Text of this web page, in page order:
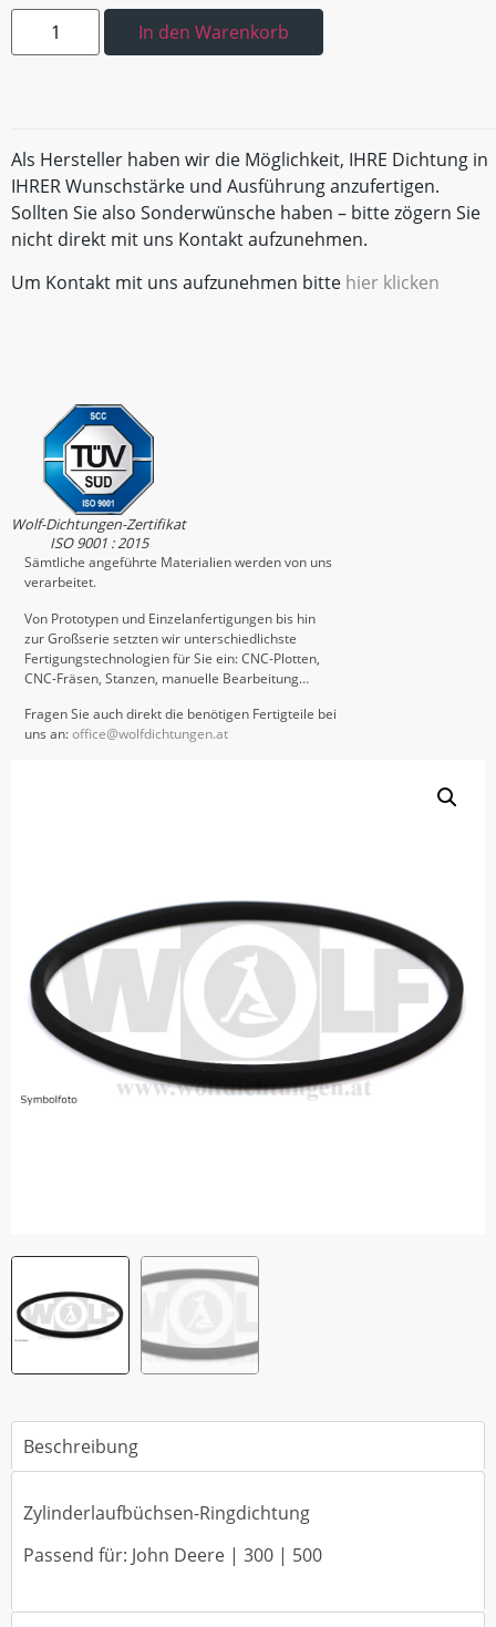
In den Warenkorb
Als Hersteller haben wir die Möglichkeit, IHRE Dichtung in
IHRER Wunschstärke und Ausführung anzufertigen.
Sollten Sie also Sonderwünsche haben – bitte zögern Sie
nicht direkt mit uns Kontakt aufzunehmen.
Um Kontakt mit uns aufzunehmen bitte hier klicken
Wolf-Dichtungen-Zertifikat
ISO 9001 : 2015
Sämtliche angeführte Materialien werden von uns
verarbeitet.
Von Prototypen und Einzelanfertigungen bis hin
zur Großserie setzten wir unterschiedlichste
Fertigungstechnologien für Sie ein: CNC-Plotten,
CNC-Fräsen, Stanzen, manuelle Bearbeitung…
Fragen Sie auch direkt die benötigen Fertigteile bei
uns an:office@wolfdichtungen.at
Beschreibung
Zylinderlaufbüchsen-Ringdichtung
Passend für: John Deere | 300 | 500